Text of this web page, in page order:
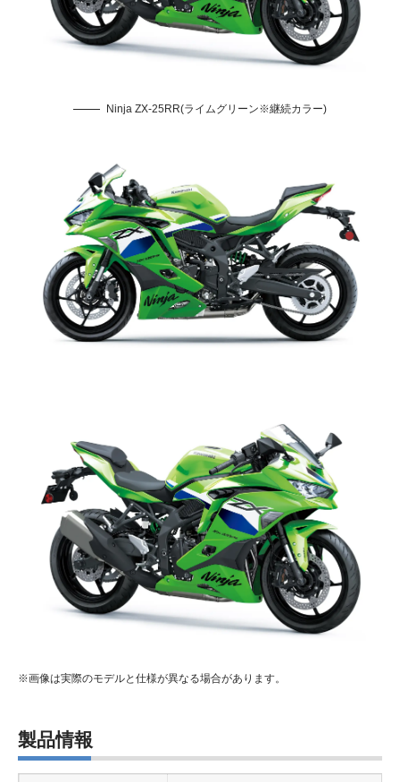
Ninja ZX-25RR(ライムグリーン※継続カラー)
※画像は実際のモデルと仕様が異なる場合があります。
製品情報